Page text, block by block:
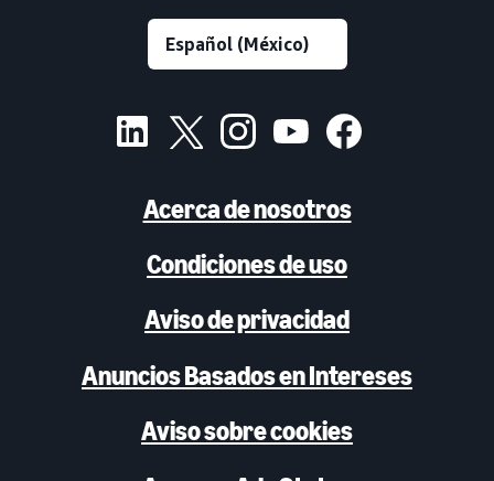
Acerca de nosotros
Condiciones de uso
Aviso de privacidad
Anuncios Basados en Intereses
Aviso sobre cookies